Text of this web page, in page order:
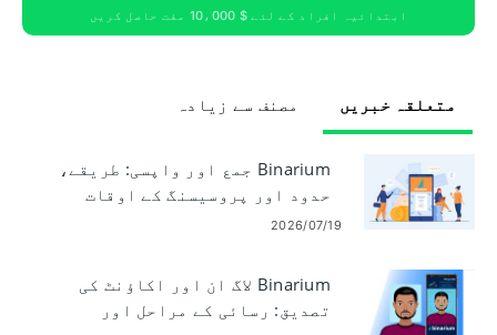
ابتدائیہ افراد کے لئے $ 10،000 مفت حاصل کریں
مصنف سے زیادہ متعلقہ خبریں
Binarium جمع اور واپسی: طریقے،
حدود اور پروسیسنگ کے اوقات
2026/07/19
Binarium لاگ ان اور اکاؤنٹ کی
تصدیق: رسائی کے مراحل اور